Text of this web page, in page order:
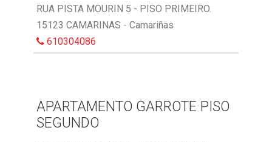
RUA PISTA MOURIN 5 - PISO PRIMEIRO.
15123 CAMARINAS - Camariñas
610304086
APARTAMENTO GARROTE PISO
SEGUNDO